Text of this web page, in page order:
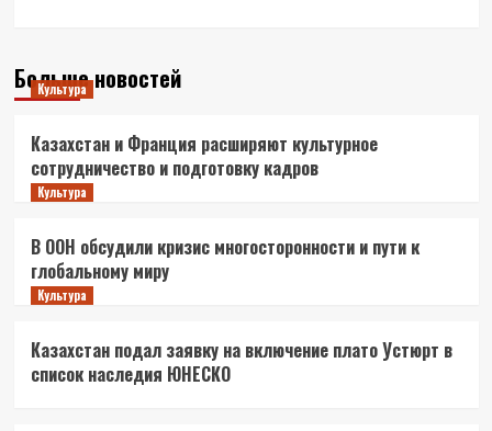
Больше новостей
Культура
Казахстан и Франция расширяют культурное
сотрудничество и подготовку кадров
Культура
В ООН обсудили кризис многосторонности и пути к
глобальному миру
Культура
Казахстан подал заявку на включение плато Устюрт в
список наследия ЮНЕСКО